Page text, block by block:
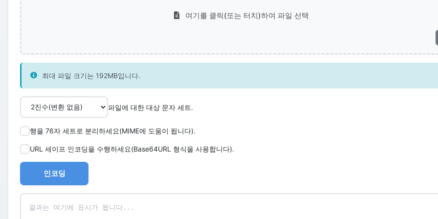
여기를 클릭(또는 터치)하여 파일 선택
최대 파일 크기는 192MB입니다.
파일에 대한 대상 문자 세트.
행을 76자 세트로 분리하세요(MIME에 도움이 됩니다).
URL 세이프 인코딩을 수행하세요(Base64URL 형식을 사용합니다).
인코딩